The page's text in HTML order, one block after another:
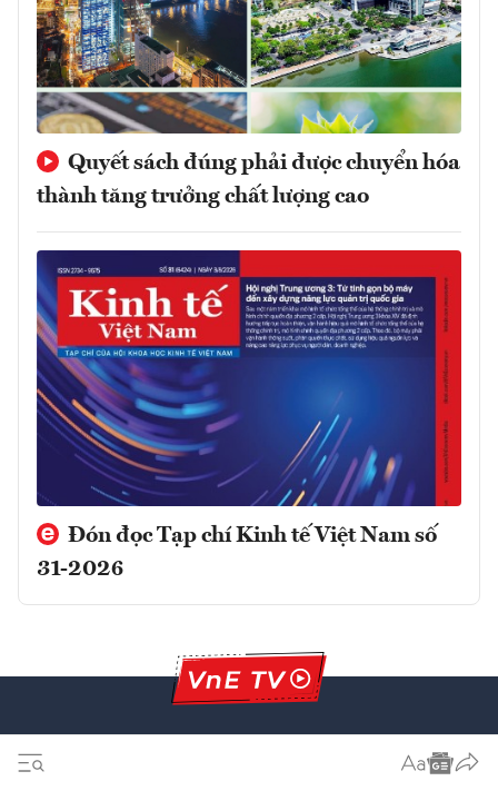
Quyết sách đúng phải được chuyển hóa
thành tăng trưởng chất lượng cao
Đón đọc Tạp chí Kinh tế Việt Nam số
31-2026